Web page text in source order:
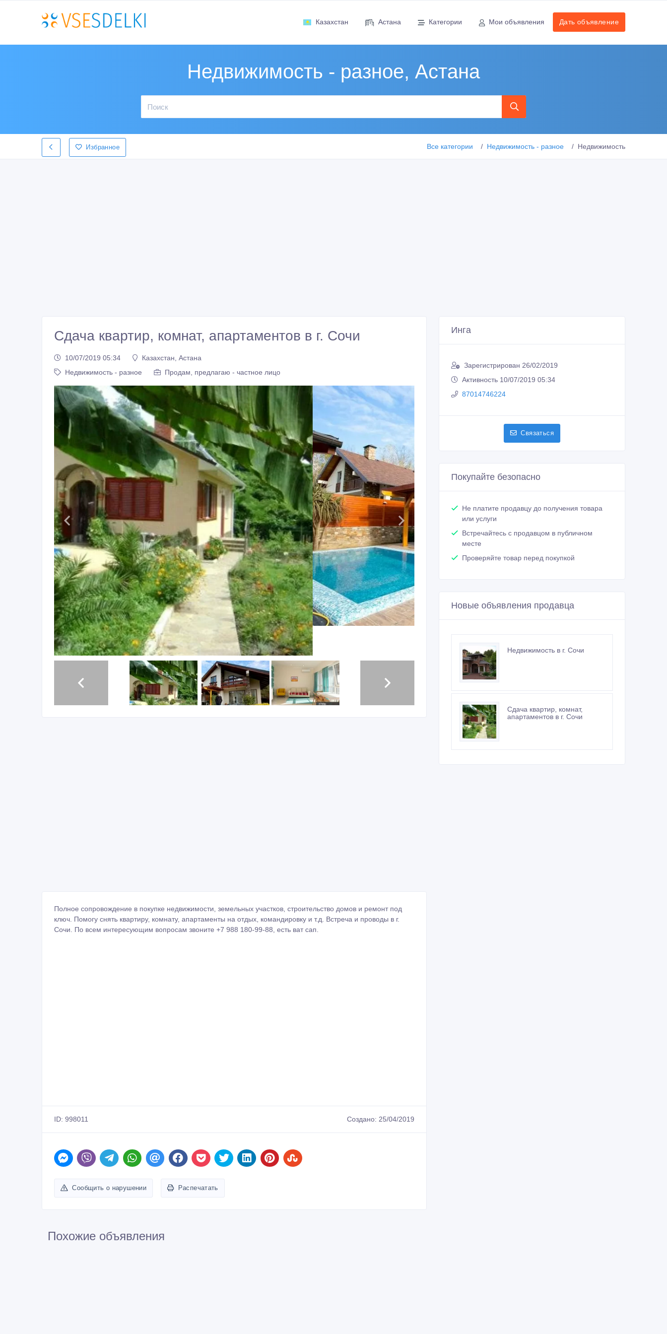
Казахстан Астана Категории Мои объявления Дать объявление
Недвижимость - разное, Астана
Избранное Все категории Недвижимость - разное Недвижимость
Сдача квартир, комнат, апартаментов в г. Сочи
10/07/2019 05:34
Казахстан, Астана
Недвижимость - разное
Продам, предлагаю - частное лицо
Сообщить о нарушении Распечатать
Инга
Зарегистрирован 26/02/2019
Активность 10/07/2019 05:34
87014746224
Связаться
Покупайте безопасно
Не платите продавцу до получения товара
или услуги
Встречайтесь с продавцом в публичном
месте
Проверяйте товар перед покупкой
Новые объявления продавца
Недвижимость в г. Сочи
Сдача квартир, комнат,
апартаментов в г. Сочи